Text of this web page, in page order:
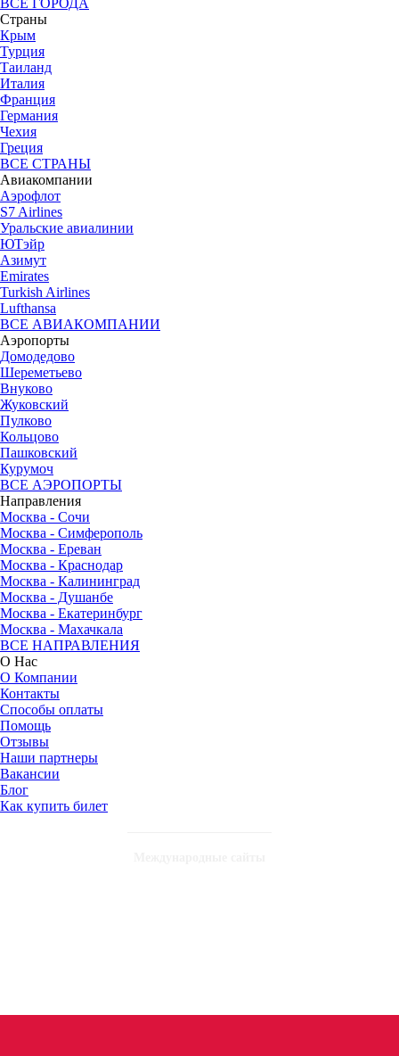
Страны
Крым
Турция
Таиланд
Италия
Франция
Германия
Чехия
Греция
ВСЕ СТРАНЫ
Авиакомпании
Аэрофлот
S7 Airlines
Уральские авиалинии
ЮТэйр
Азимут
Emirates
Turkish Airlines
Lufthansa
ВСЕ АВИАКОМПАНИИ
Аэропорты
Домодедово
Шереметьево
Внуково
Жуковский
Пулково
Кольцово
Пашковский
Курумоч
ВСЕ АЭРОПОРТЫ
Направления
Москва - Сочи
Москва - Симферополь
Москва - Ереван
Москва - Краснодар
Москва - Калининград
Москва - Душанбе
Москва - Екатеринбург
Москва - Махачкала
ВСЕ НАПРАВЛЕНИЯ
О Нас
О Компании
Контакты
Способы оплаты
Помощь
Отзывы
Наши партнеры
Вакансии
Блог
Как купить билет